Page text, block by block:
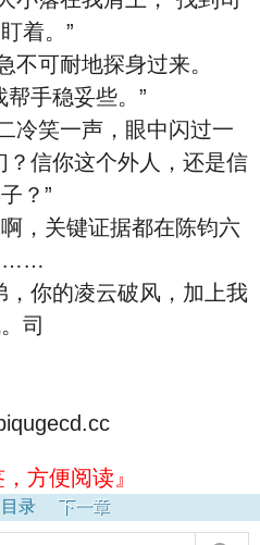
着。”
不可耐地探身过来。
手稳妥些。”
冷笑一声，眼中闪过一
？信你这个外人，还是信
？”
，关键证据都在陈钧六
……
，你的凌云破风，加上我
司
，方便阅读』
目录 下一章